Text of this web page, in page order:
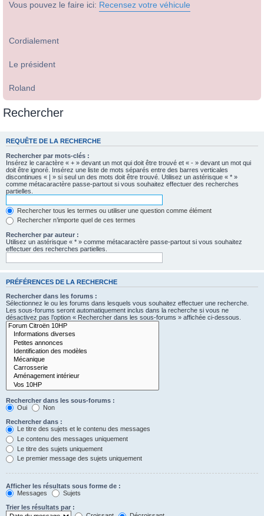
Vous pouvez le faire ici: Recensez votre véhicule
Cordialement
Le président
Roland
Rechercher
REQUÊTE DE LA RECHERCHE
Rechercher par mots-clés :
Insérez le caractère « + » devant un mot qui doit être trouvé et « - » devant un mot qui
doit être ignoré. Insérez une liste de mots séparés entre des barres verticales
discontinues « | » si seul un des mots doit être trouvé. Utilisez un astérisque « * »
comme métacaractère passe-partout si vous souhaitez effectuer des recherches
partielles.
Rechercher tous les termes ou utiliser une question comme élément
Rechercher n’importe quel de ces termes
Rechercher par auteur :
Utilisez un astérisque « * » comme métacaractère passe-partout si vous souhaitez
effectuer des recherches partielles.
PRÉFÉRENCES DE LA RECHERCHE
Rechercher dans les forums :
Sélectionnez le ou les forums dans lesquels vous souhaitez effectuer une recherche.
Les sous-forums seront automatiquement inclus dans la recherche si vous ne
désactivez pas l’option « Rechercher dans les sous-forums » affichée ci-dessous.
Rechercher dans les sous-forums :
Oui
Non
Rechercher dans :
Le titre des sujets et le contenu des messages
Le contenu des messages uniquement
Le titre des sujets uniquement
Le premier message des sujets uniquement
Afficher les résultats sous forme de :
Messages
Sujets
Trier les résultats par :